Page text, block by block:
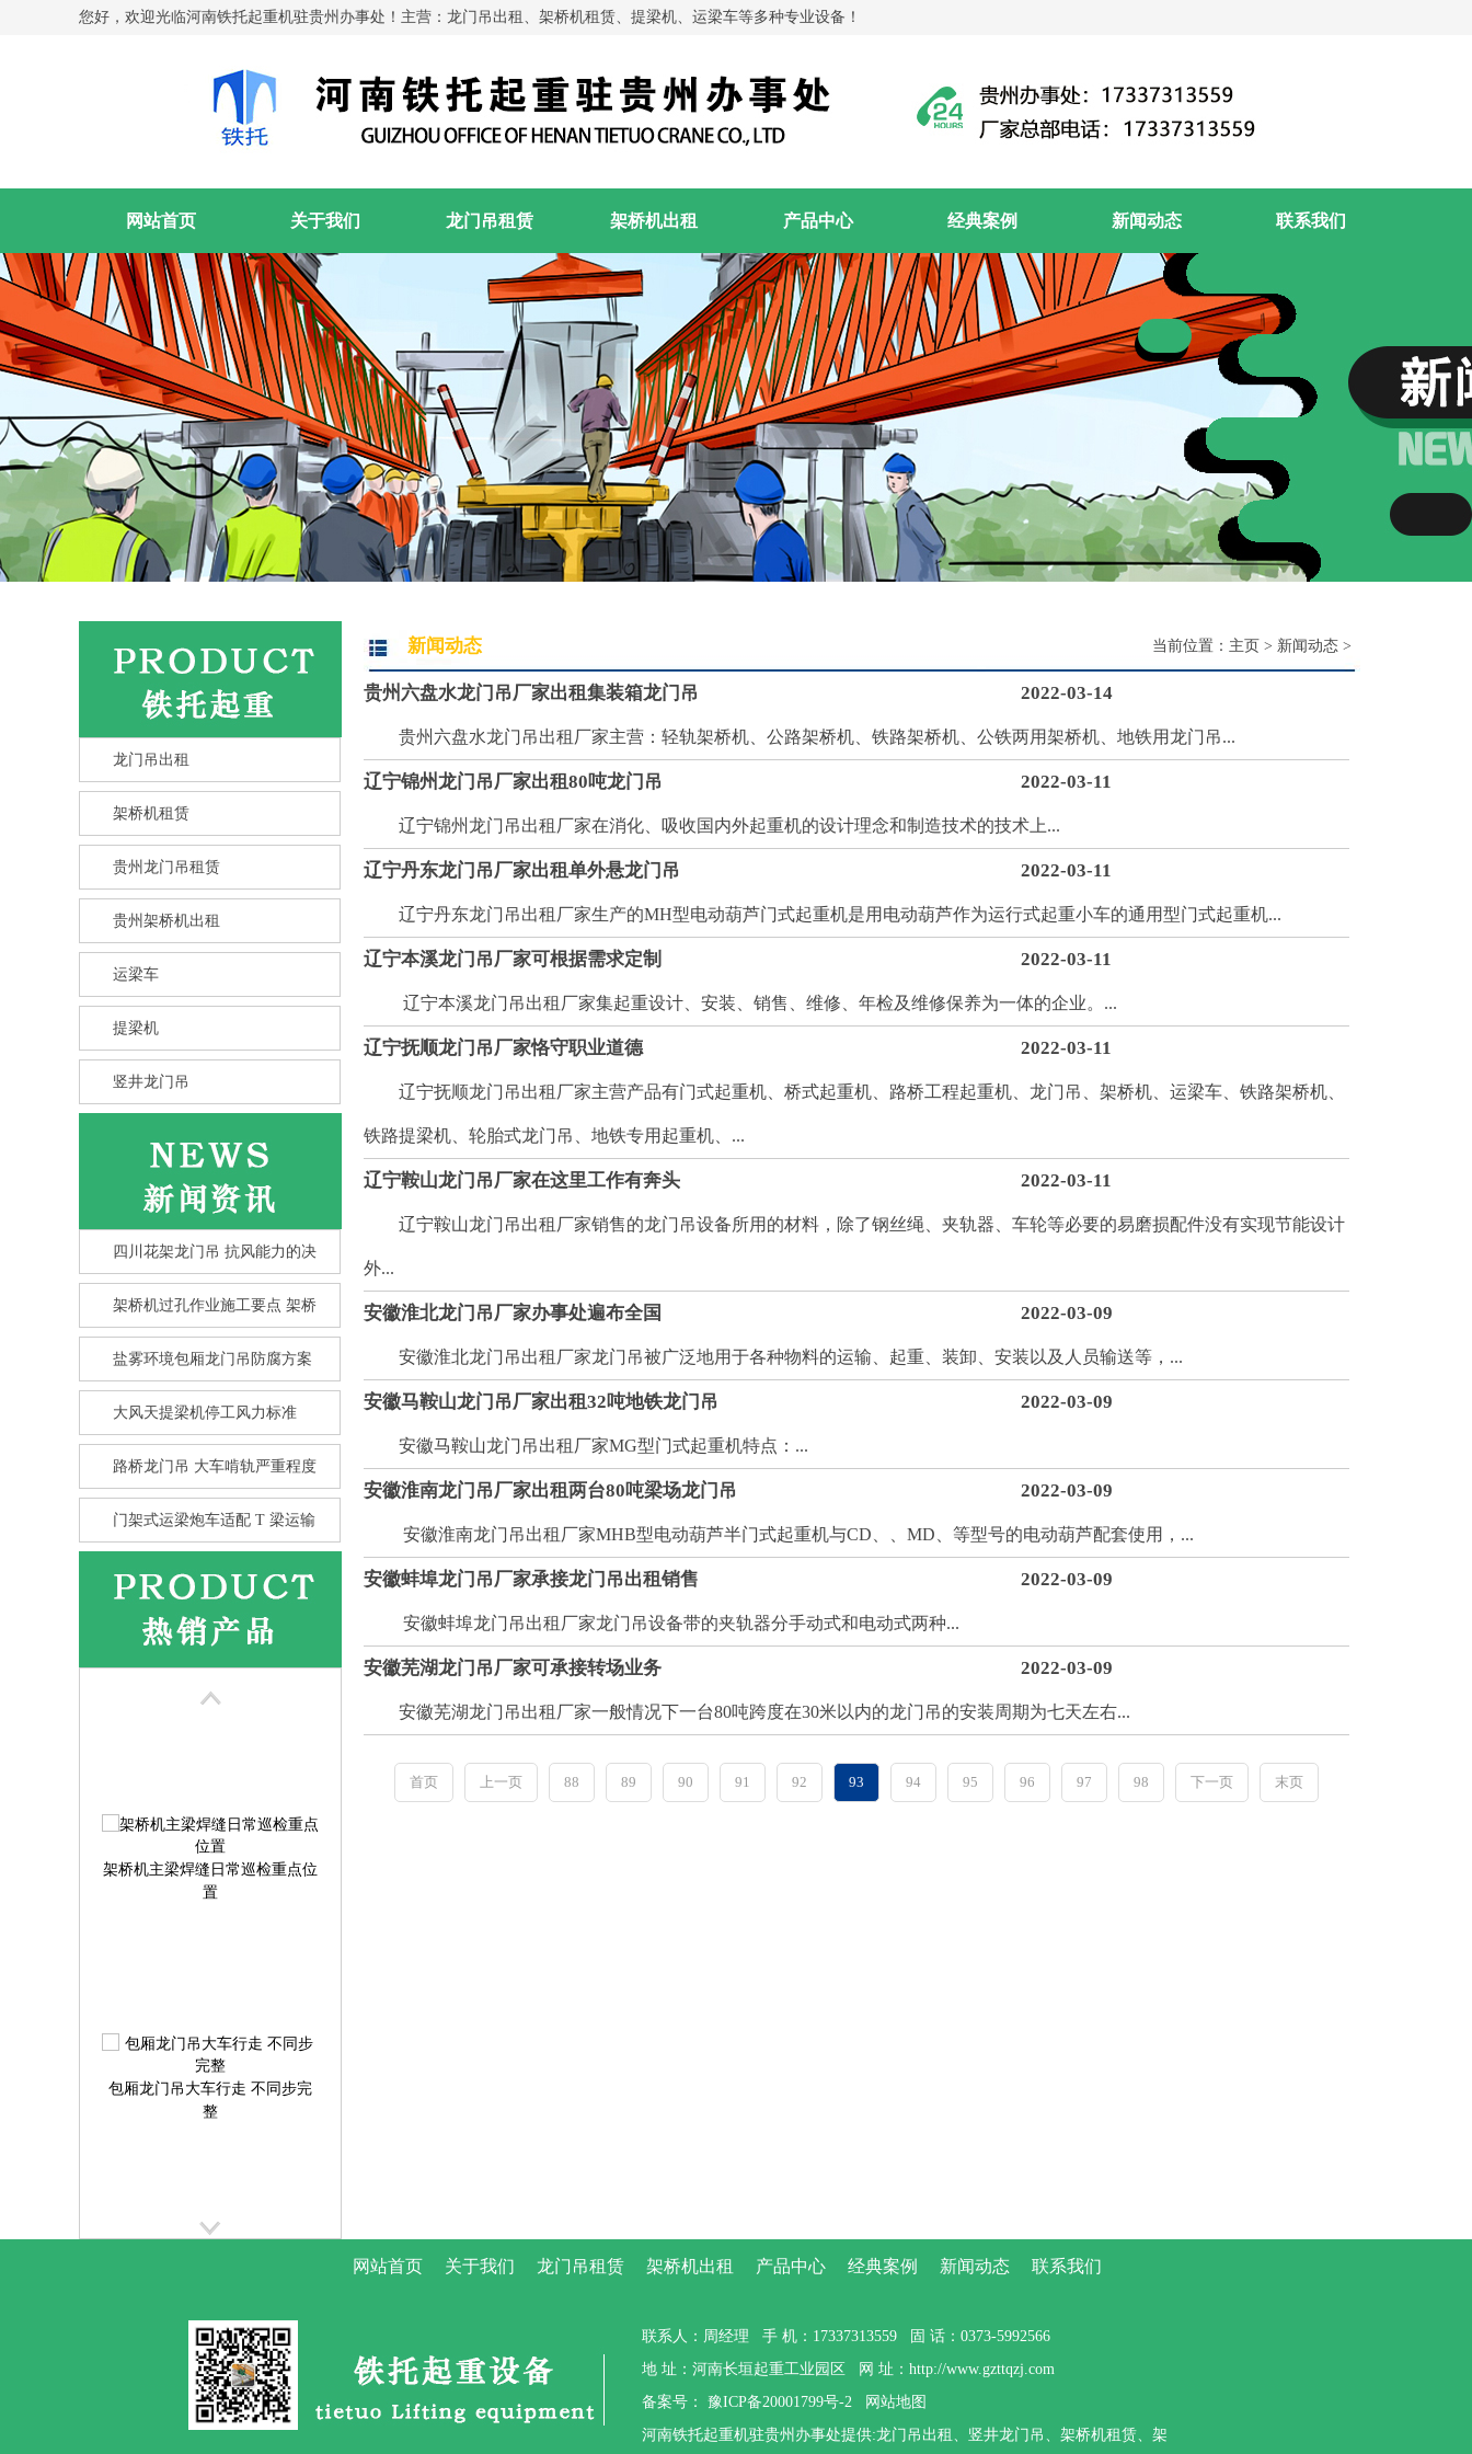
您好，欢迎光临河南铁托起重机驻贵州办事处！主营：龙门吊出租、架桥机租赁、提梁机、运梁车等多种专业设备！
网站首页 关于我们 龙门吊租赁 架桥机出租 产品中心 经典案例 新闻动态 联系我们
龙门吊出租
架桥机租赁
贵州龙门吊租赁
贵州架桥机出租
运梁车
提梁机
竖井龙门吊
四川花架龙门吊 抗风能力的决
架桥机过孔作业施工要点 架桥
盐雾环境包厢龙门吊防腐方案
大风天提梁机停工风力标准
路桥龙门吊 大车啃轨严重程度
门架式运梁炮车适配 T 梁运输
竖井龙门吊选型核心要点 竖井
龙
花架龙门吊的抗风性 比箱型龙
架桥机主梁焊缝日常巡检重点位
置
包厢龙门吊大车行走 不同步完
整
提
新闻动态 当前位置： 主页 > 新闻动态 >
贵州六盘水龙门吊厂家出租集装箱龙门吊 2022-03-14
贵州六盘水龙门吊出租厂家主营：轻轨架桥机、公路架桥机、铁路架桥机、公铁两用架桥机、地铁用龙门吊...
辽宁锦州龙门吊厂家出租80吨龙门吊 2022-03-11
辽宁锦州龙门吊出租厂家在消化、吸收国内外起重机的设计理念和制造技术的技术上...
辽宁丹东龙门吊厂家出租单外悬龙门吊 2022-03-11
辽宁丹东龙门吊出租厂家生产的MH型电动葫芦门式起重机是用电动葫芦作为运行式起重小车的通用型门式起重机...
辽宁本溪龙门吊厂家可根据需求定制 2022-03-11
辽宁本溪龙门吊出租厂家集起重设计、安装、销售、维修、年检及维修保养为一体的企业。...
辽宁抚顺龙门吊厂家恪守职业道德 2022-03-11
辽宁抚顺龙门吊出租厂家主营产品有门式起重机、桥式起重机、路桥工程起重机、龙门吊、架桥机、运梁车、铁路架桥机、
铁路提梁机、轮胎式龙门吊、地铁专用起重机、...
辽宁鞍山龙门吊厂家在这里工作有奔头 2022-03-11
辽宁鞍山龙门吊出租厂家销售的龙门吊设备所用的材料，除了钢丝绳、夹轨器、车轮等必要的易磨损配件没有实现节能设计
外...
安徽淮北龙门吊厂家办事处遍布全国 2022-03-09
安徽淮北龙门吊出租厂家龙门吊被广泛地用于各种物料的运输、起重、装卸、安装以及人员输送等，...
安徽马鞍山龙门吊厂家出租32吨地铁龙门吊 2022-03-09
安徽马鞍山龙门吊出租厂家MG型门式起重机特点：...
安徽淮南龙门吊厂家出租两台80吨梁场龙门吊 2022-03-09
安徽淮南龙门吊出租厂家MHB型电动葫芦半门式起重机与CD、、MD、等型号的电动葫芦配套使用，...
安徽蚌埠龙门吊厂家承接龙门吊出租销售 2022-03-09
安徽蚌埠龙门吊出租厂家龙门吊设备带的夹轨器分手动式和电动式两种...
安徽芜湖龙门吊厂家可承接转场业务 2022-03-09
安徽芜湖龙门吊出租厂家一般情况下一台80吨跨度在30米以内的龙门吊的安装周期为七天左右...
首页 上一页 88 89 90 91 92 93 94 95 96 97 98 下一页 末页
网站首页 关于我们 龙门吊租赁 架桥机出租 产品中心 经典案例 新闻动态 联系我们
联系人：周经理 手 机：17337313559 固 话：0373-5992566
地 址：河南长垣起重工业园区 网 址：http://www.gzttqzj.com
备案号： 豫ICP备20001799号-2
网站地图
河南铁托起重机驻贵州办事处提供:龙门吊出租、竖井龙门吊、架桥机租赁、架